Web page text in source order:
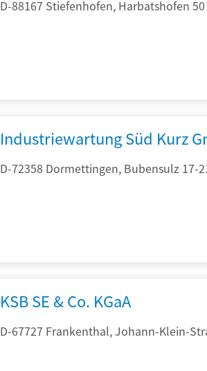
D-88167 Stiefenhofen, Harbatshofen 50
Industriewartung Süd Kurz
D-72358 Dormettingen, Bubensulz 17-
KSB SE & Co. KGaA
D-67727 Frankenthal, Johann-Klein-